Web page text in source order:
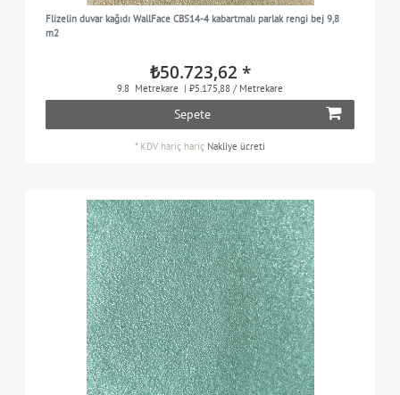
Flizelin duvar kağıdı WallFace CBS14-4 kabartmalı parlak rengi bej 9,8
m2
₺50.723,62 *
9.8 Metrekare | ₺5.175,88 / Metrekare
Sepete
* KDV hariç hariç Nakliye ücreti